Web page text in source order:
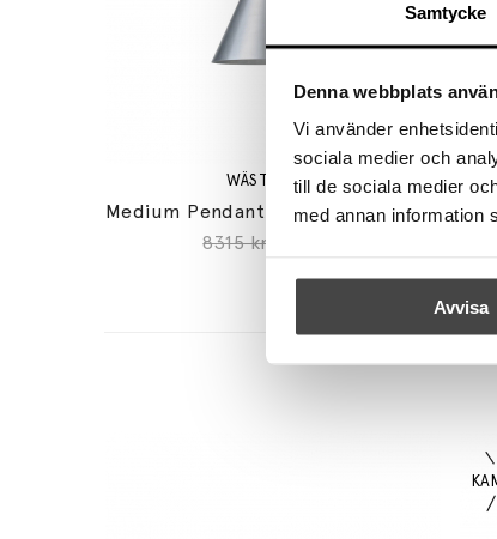
Samtycke
Denna webbplats
Vi använder
sociala medier och
till de sociala medier
med annan information
Avvisa
WÄSTBERG+
Medium Pendant w221 s2 Pendel Raw Brushed
8315 kr